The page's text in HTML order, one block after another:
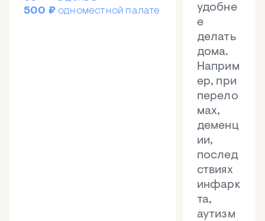
500 ₽ одноместной палате
удобне
е
делать
дома.
Наприм
ер, при
перело
мах,
деменц
ии,
послед
ствиях
инфарк
та,
аутизм